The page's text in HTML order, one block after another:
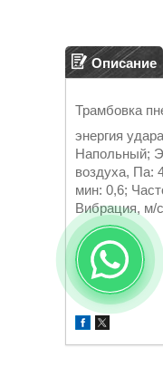
Описание
Трамбовка
энергия
Напольный;
воздуха, Па:
мин: 0,6;
Вибрация, м/